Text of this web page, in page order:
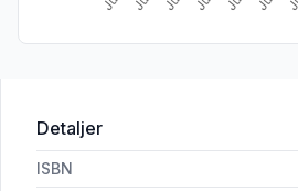
Detaljer
ISBN